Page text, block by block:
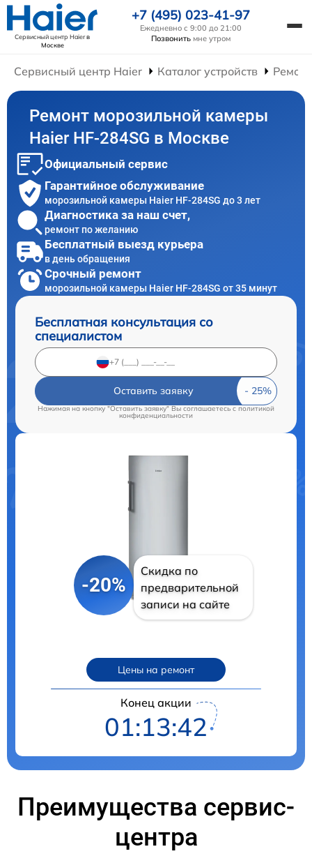
Сервисный центр Haierв
Москве
+7 (495) 023-41-97
Ежедневно с 9:00 до 21:00
Позвонить мне утром
Сервисный центр Haier Каталог устройств
Ремонт морозильной камеры
Haier HF-284SG в Москве
Официальный сервис
Гарантийное обслуживание
морозильной камеры Haier HF-284SG до 3 лет
Диагностика за наш счет,
ремонт по желанию
Бесплатный выезд курьера
в день обращения
Срочный ремонт
морозильной камеры Haier HF-284SG от 35 минут
Бесплатная консультация со
специалистом
Оставить заявку
Нажимая на кнопку "Оставить заявку" Вы соглашаетесь cполитикой
конфиденциальности
-20%
Скидка по
предварительной
записи на сайте
Цены на ремонт
Конец акции
01:13:40
Преимущества сервис-
центра